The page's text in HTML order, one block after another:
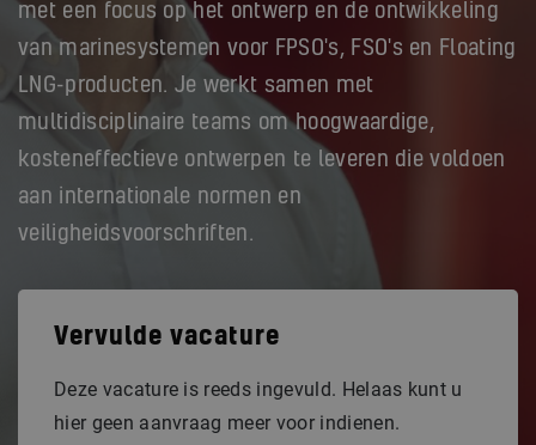
met een focus op het ontwerp en de ontwikkeling
van marinesystemen voor FPSO's, FSO's en Floating
LNG-producten. Je werkt samen met
multidisciplinaire teams om hoogwaardige,
kosteneffectieve ontwerpen te leveren die voldoen
aan internationale normen en
veiligheidsvoorschriften.
Vervulde vacature
Deze vacature is reeds ingevuld. Helaas kunt u
hier geen aanvraag meer voor indienen.